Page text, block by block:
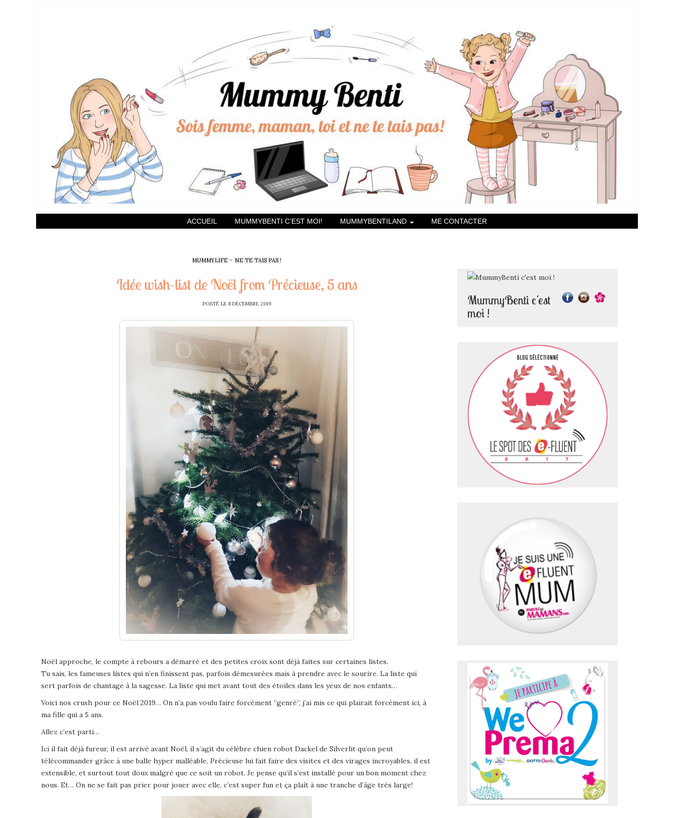
ACCUEIL MUMMYBENTI C’EST MOI! MUMMYBENTILAND ME CONTACTER
MUMMYLIFE - NE TE TAIS PAS !
Idée wish-list de Noël from Précieuse, 5 ans
POSTÉ LE8 DÉCEMBRE 2019
Noël approche, le compte à rebours a démarré et des petites croix sont déjà faites sur certaines listes.
Tu sais, les fameuses listes qui n’en finissent pas, parfois démesurées mais à prendre avec le sourire. La liste qui
sert parfois de chantage à la sagesse. La liste qui met avant tout des étoiles dans les yeux de nos enfants…
Voici nos crush pour ce Noël 2019… On n’a pas voulu faire forcément “genré”, j’ai mis ce qui plairait forcément ici, à
ma fille qui a 5 ans.
Allez c’est parti…
Ici il fait déjà fureur, il est arrivé avant Noël, il s’agit du célèbre chien robot Dackel de Silverlit qu’on peut
télécommander grâce à une balle hyper malléable, Précieuse lui fait faire des visites et des virages incroyables, il est
extensible, et surtout tout doux malgré que ce soit un robot. Je pense qu’il s’est installé pour un bon moment chez
nous. Et… On ne se fait pas prier pour jouer avec elle, c’est super fun et ça plaît à une tranche d’âge très large!
MummyBenti c'est
moi !